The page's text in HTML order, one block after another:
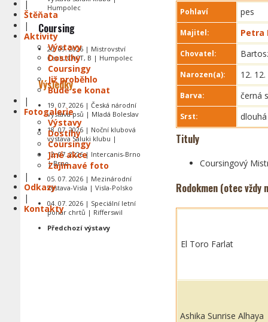
|
Štěňata
|
Aktivity
Výstavy
Dostihy
Coursingy
Již proběhlo
Bude se konat
|
Fotogalerie
Výstavy
Dostihy
Coursingy
Jiné akce
Zajímavé foto
|
Odkazy
|
Kontakty
Pohlaví pes
Majitel: Petra
Chovatel:
Narozen(a): 12.
Barva: černá
Srst: dlouhá
Tituly
Coursingový
Rodokmen (otec vždy
El Toro Farlat
Ashika Sunrise Alhaya
Humpolec
Coursing
20. 09. 2026 | Mistrovství
Čech, CACT, B | Humpolec
Výsledky
19. 07. 2026 | Česká národní
výstava psů | Mladá Boleslav
18. 07. 2026 | Noční klubová
výstava Saluki klubu |
12. 07. 2026 | Intercanis-Brno
| Brno
05. 07. 2026 | Mezinárodní
výstava-Visla | Visla-Polsko
04. 07. 2026 | Speciální letní
pohár chrtů | Rifferswil
Předchozí výstavy